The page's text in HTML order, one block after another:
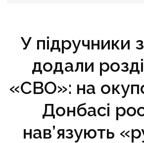
У підручники з
додали
«СВО»: на
Донбасі
нав’язують